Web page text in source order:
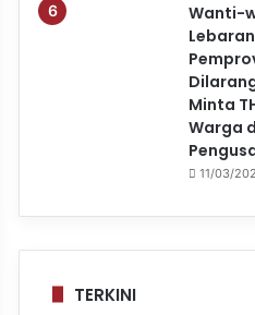
Wanti-
Minta
Warga
11/03/
TERKINI